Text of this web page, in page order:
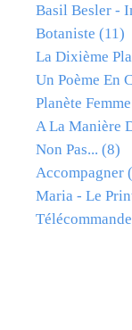
Basil Besler -
Botaniste (11)
La Dixième
Un Poème En
Planète Femme
A La Manière
Non Pas... (8)
Accompagner
Maria - Le
Télécommande